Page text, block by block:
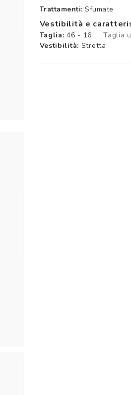
Trattamenti: Sfumate
Vestibilità e
Taglia: 46 - 16 Taglia
Vestibilità: Stretta.